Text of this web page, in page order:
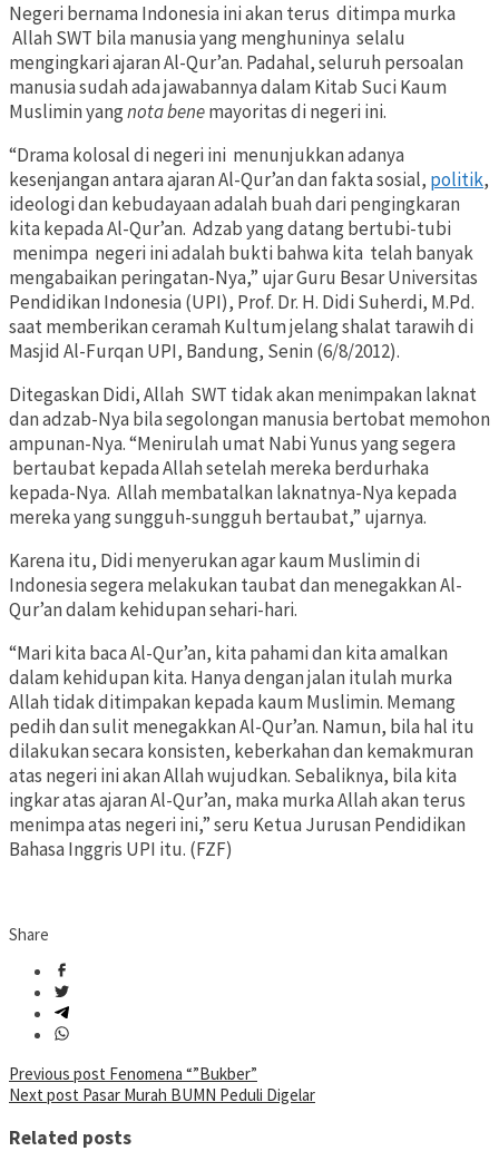
Negeri bernama Indonesia ini akan terus ditimpa murka
Allah SWT bila manusia yang menghuninya selalu
mengingkari ajaran Al-Qur’an. Padahal, seluruh persoalan
manusia sudah ada jawabannya dalam Kitab Suci Kaum
Muslimin yangnota benemayoritas di negeri ini.
“Drama kolosal di negeri ini menunjukkan adanya
kesenjangan antara ajaran Al-Qur’an dan fakta sosial, politik,
ideologi dan kebudayaan adalah buah dari pengingkaran
kita kepada Al-Qur’an. Adzab yang datang bertubi-tubi
menimpa negeri ini adalah bukti bahwa kita telah banyak
mengabaikan peringatan-Nya,” ujar Guru Besar Universitas
Pendidikan Indonesia (UPI), Prof. Dr. H. Didi Suherdi, M.Pd.
saat memberikan ceramah Kultum jelang shalat tarawih di
Masjid Al-Furqan UPI, Bandung, Senin (6/8/2012).
Ditegaskan Didi, Allah SWT tidak akan menimpakan laknat
dan adzab-Nya bila segolongan manusia bertobat memohon
ampunan-Nya. “Menirulah umat Nabi Yunus yang segera
bertaubat kepada Allah setelah mereka berdurhaka
kepada-Nya. Allah membatalkan laknatnya-Nya kepada
mereka yang sungguh-sungguh bertaubat,” ujarnya.
Karena itu, Didi menyerukan agar kaum Muslimin di
Indonesia segera melakukan taubat dan menegakkan Al-
Qur’an dalam kehidupan sehari-hari.
“Mari kita baca Al-Qur’an, kita pahami dan kita amalkan
dalam kehidupan kita. Hanya dengan jalan itulah murka
Allah tidak ditimpakan kepada kaum Muslimin. Memang
pedih dan sulit menegakkan Al-Qur’an. Namun, bila hal itu
dilakukan secara konsisten, keberkahan dan kemakmuran
atas negeri ini akan Allah wujudkan. Sebaliknya, bila kita
ingkar atas ajaran Al-Qur’an, maka murka Allah akan terus
menimpa atas negeri ini,” seru Ketua Jurusan Pendidikan
Bahasa Inggris UPI itu. (FZF)
Share
Post
navigation
Previous post Fenomena “”Bukber”
Next post Pasar Murah BUMN Peduli Digelar
Related posts